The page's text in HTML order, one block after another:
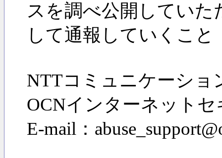
スを調べ公開してい
して通報していくこと
NTTコミュニケーショ
OCNインターネット
E-mail：